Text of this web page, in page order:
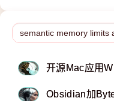
开源Mac应用
Obsidian加